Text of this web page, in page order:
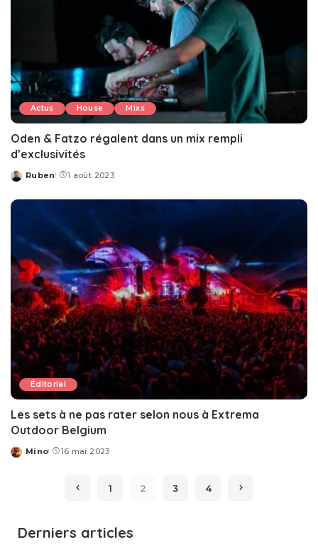
Actus House Mixs
Oden & Fatzo régalent dans un mix rempli
d’exclusivités
Posted
Ruben 1 août 2023
Éditorial
Les sets à ne pas rater selon nous à Extrema
Outdoor Belgium
Posted
Mino 16 mai 2023
1 2 3 4
Derniers articles